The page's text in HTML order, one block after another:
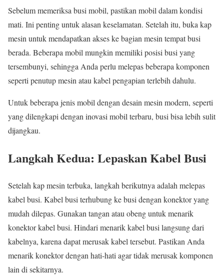
Sebelum memeriksa busi mobil, pastikan mobil dalam kondisi
mati. Ini penting untuk alasan keselamatan. Setelah itu, buka kap
mesin untuk mendapatkan akses ke bagian mesin tempat busi
berada. Beberapa mobil mungkin memiliki posisi busi yang
tersembunyi, sehingga Anda perlu melepas beberapa komponen
seperti penutup mesin atau kabel pengapian terlebih dahulu.
Untuk beberapa jenis mobil dengan desain mesin modern, seperti
yang dilengkapi dengan inovasi mobil terbaru, busi bisa lebih sulit
dijangkau.
Langkah Kedua: Lepaskan Kabel Busi
Setelah kap mesin terbuka, langkah berikutnya adalah melepas
kabel busi. Kabel busi terhubung ke busi dengan konektor yang
mudah dilepas. Gunakan tangan atau obeng untuk menarik
konektor kabel busi. Hindari menarik kabel busi langsung dari
kabelnya, karena dapat merusak kabel tersebut. Pastikan Anda
menarik konektor dengan hati-hati agar tidak merusak komponen
lain di sekitarnya.